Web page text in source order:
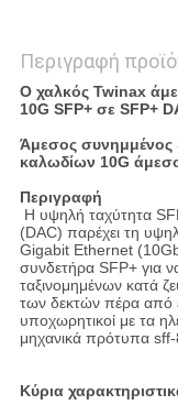
Περιγραφή
Ο χαλκός Twinax
10G SFP+ σε SFP+
Άμεσος συνημμένος
καλωδίων 10G
Περιγραφή
Η υψηλή ταχύτητα
(DAC) παρέχει τη
Gigabit Ethernet
συνδετήρα SFP+ για
ταξινομημένων κατά
των δεκτών πέρα από
υποχωρητικοί με τα
μηχανικά πρότυπα
Κύρια